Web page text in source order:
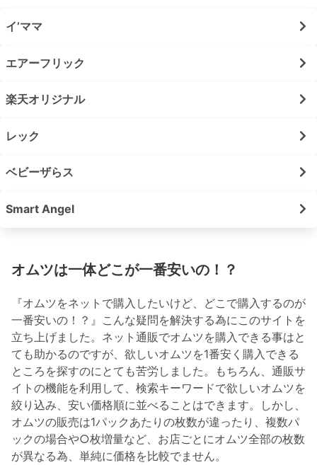
イ’ママ
エアーフリック
楽天オリジナル
レック
ベビーザらス
Smart Angel
オムツは一体どこが一番安いの！？
『オムツをネットで購入したいけど、どこで購入するのが
一番安いの！？』こんな疑問を解決する為にこのサイトを
立ち上げました。ネット通販でオムツを購入できる事はと
ても助かるのですが、欲しいオムツを1番安く購入できる
ところを探すのにとても苦労しました。もちろん、通販サ
イトの機能を利用して、検索キーワードで欲しいオムツを
絞り込み、安い価格順に並べることはできます。しかし、
オムツの販売は1パックあたりの枚数が違ったり、複数パ
ックの場合や○枚増量など、お店ごとにオムツ全部の枚数
が異なる為、単純に価格を比較でません。